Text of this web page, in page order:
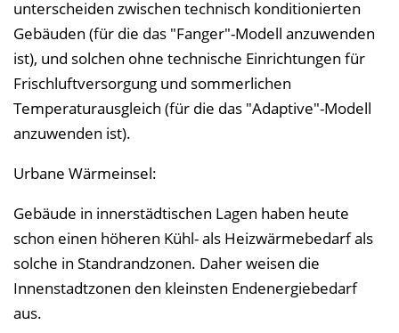
unterscheiden zwischen technisch konditionierten
Gebäuden (für die das "Fanger"-Modell anzuwenden
ist), und solchen ohne technische Einrichtungen für
Frischluftversorgung und sommerlichen
Temperaturausgleich (für die das "Adaptive"-Modell
anzuwenden ist).
Urbane Wärmeinsel:
Gebäude in innerstädtischen Lagen haben heute
schon einen höheren Kühl- als Heizwärmebedarf als
solche in Standrandzonen. Daher weisen die
Innenstadtzonen den kleinsten Endenergiebedarf
aus.